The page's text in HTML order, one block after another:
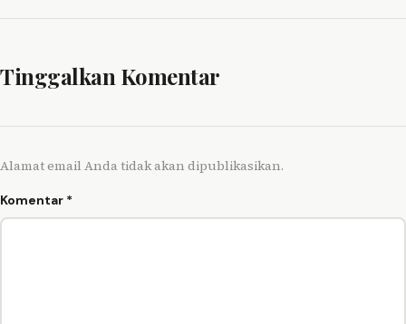
Tinggalkan Komentar
Alamat email Anda tidak akan dipublikasikan.
Komentar *